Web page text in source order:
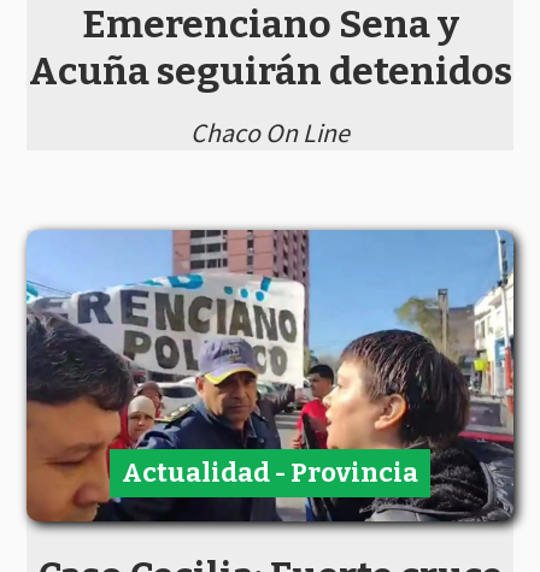
Emerenciano Sena y
Acuña seguirán detenidos
Chaco On Line
Actualidad - Provincia